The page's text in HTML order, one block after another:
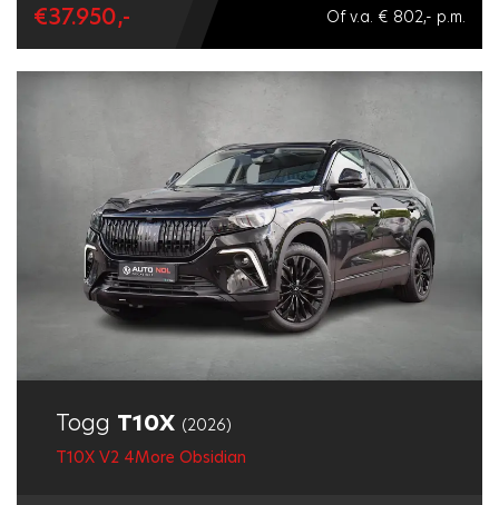
€37.950,- Of v.a. € 802,- p.m.
Togg T10X (2026)
T10X V2 4More Obsidian